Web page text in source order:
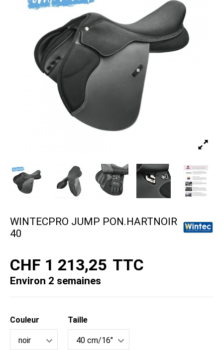
WINTECPRO JUMP PON.HARTNOIR
40
CHF 1 213,25 TTC
Environ 2 semaines
Couleur Taille